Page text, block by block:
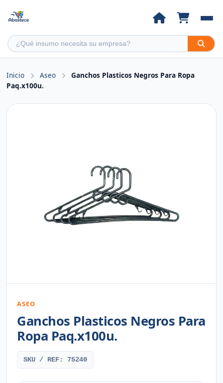
Inicio Aseo
Ganchos Plasticos Negros Para Ropa
Paq.x100u.
ASEO
Ganchos Plasticos Negros Para
Ropa Paq.x100u.
SKU / REF: 75240